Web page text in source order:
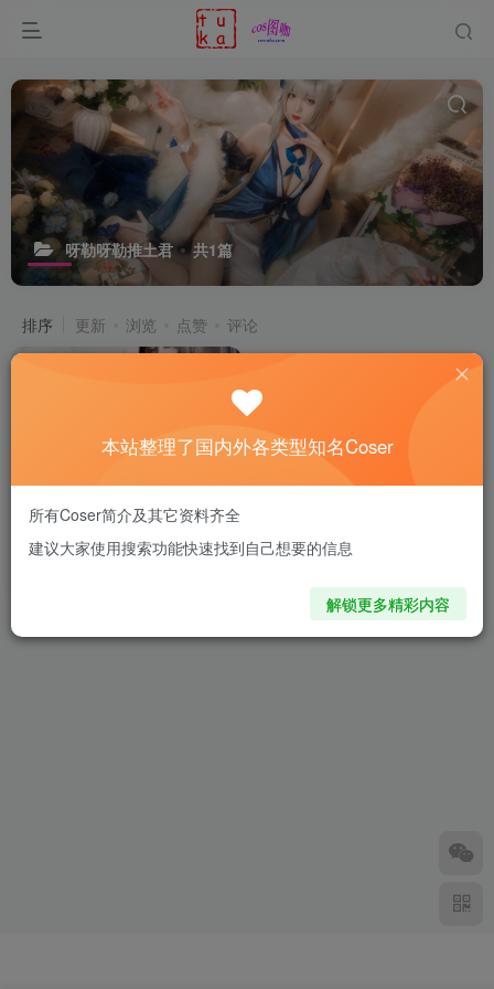
呀勒呀勒推土君 共1篇
排序 更新 浏览 点赞 评论
呀勒呀勒推土君旗袍COS：穿
上它，谁能抵挡这诱惑？
本站整理了国内外各类型知名Coser
所有Coser简介及其它资料齐全
建议大家使用搜索功能快速找到自己想要的信息
解锁更多精彩内容